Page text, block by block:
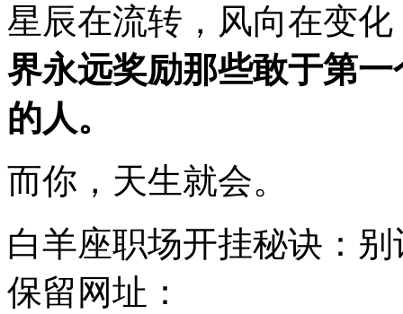
星辰在流转，风向在变
界永远奖励那些敢于第
的人。
而你，天生就会。
白羊座职场开挂秘诀：
保留网址：